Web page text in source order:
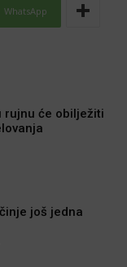
WhatsApp
rujnu će obilježiti
još jedna